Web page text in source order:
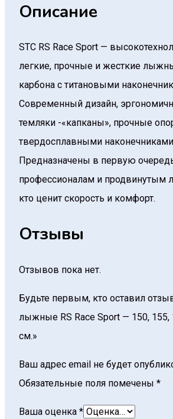
Описание
STC RS Race Sport —
легкие, прочные и жесткие
карбона с титановыми
Современный дизайн,
темляки -«капканы», прочные
твердосплавными
Предназначены в первую
профессионалам и продвинутым
кто ценит скорость и комфорт.
Отзывы
Отзывов пока нет.
Будьте первым, кто оставил
лыжные RS Race Sport — 150, 155,
см.»
Ваш адрес email не будет
Обязательные поля помечены *
Ваша оценка *